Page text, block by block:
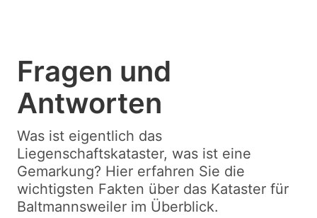
Fragen und
Antworten
Was ist eigentlich das
Liegenschaftskataster, was ist eine
Gemarkung? Hier erfahren Sie die
wichtigsten Fakten über das Kataster für
Baltmannsweiler im Überblick.